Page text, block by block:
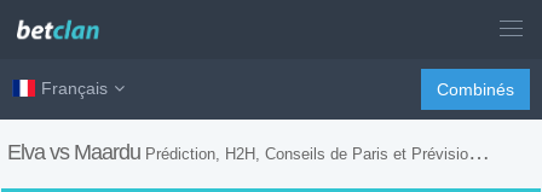
Français Combinés
Elva vs Maardu Prédiction, H2H, Conseils de Paris et Prévision du Match